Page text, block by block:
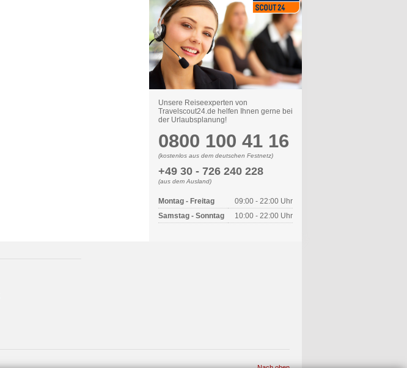
Unsere Reiseexperten von
Travelscout24.de helfen Ihnen gerne bei
der Urlaubsplanung!
0800 100 41 16
(kostenlos aus dem deutschen Festnetz)
+49 30 - 726 240 228
(aus dem Ausland)
Montag - Freitag
09:00 - 22:00 Uhr
Samstag - Sonntag
10:00 - 22:00 Uhr